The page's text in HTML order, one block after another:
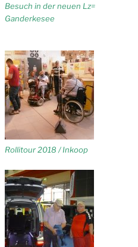
Besuch in der neuen Lz=
Ganderkesee
Rollitour 2018 / Inkoop